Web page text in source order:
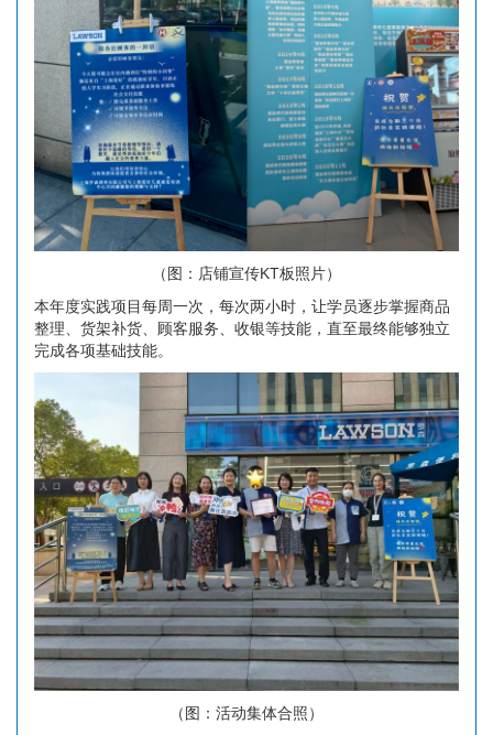
（图：店铺宣传KT板照片）
本年度实践项目每周一次，每次两小时，让学员逐步掌握商品
整理、货架补货、顾客服务、收银等技能，直至最终能够独立
完成各项基础技能。
（图：活动集体合照）